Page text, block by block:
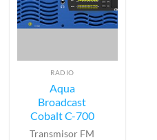
RADIO
Aqua
Broadcast
Cobalt C-700
Transmisor FM